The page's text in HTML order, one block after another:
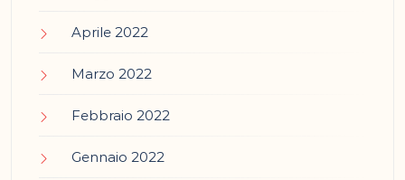
Aprile 2022
Marzo 2022
Febbraio 2022
Gennaio 2022